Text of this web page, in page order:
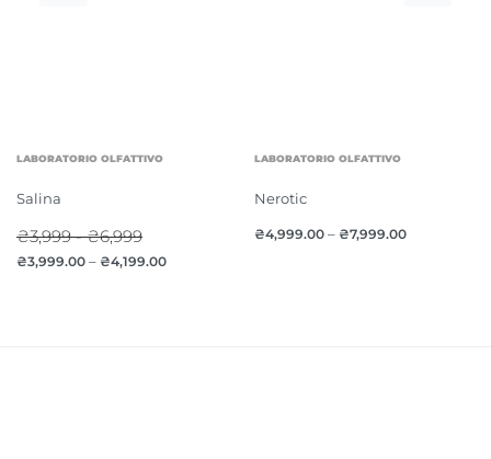
LABORATORIO OLFATTIVO
Salina
₴3,999 - ₴6,999
₴3,999.00 – ₴4,199.00
LABORATORIO OLFATTIVO
Nerotic
₴4,999.00 – ₴7,999.00